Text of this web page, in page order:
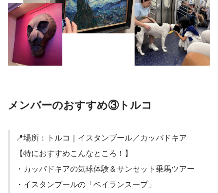
メンバーのおすすめ③トルコ
📍場所：トルコ｜イスタンブール／カッパドキア
【特におすすめこんなところ！】
・カッパドキアの気球体験＆サンセット乗馬ツアー
・イスタンブールの「ベイランスープ」